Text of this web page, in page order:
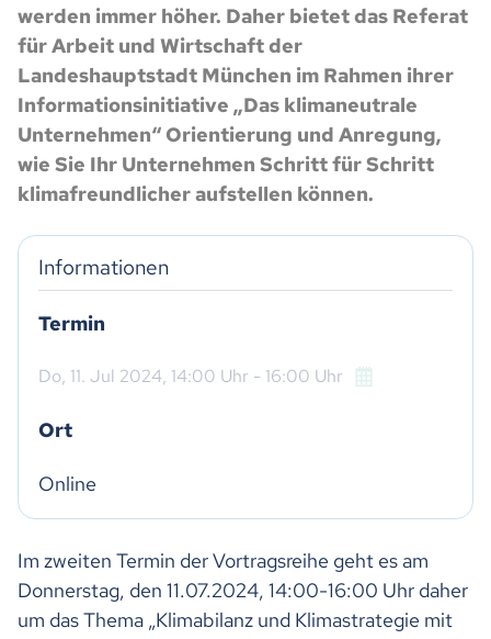
werden immer höher. Daher bietet das Referat
für Arbeit und Wirtschaft der
Landeshauptstadt München im Rahmen ihrer
Informationsinitiative „Das klimaneutrale
Unternehmen“ Orientierung und Anregung,
wie Sie Ihr Unternehmen Schritt für Schritt
klimafreundlicher aufstellen können.
Im zweiten Termin der Vortragsreihe geht es am
Donnerstag, den 11.07.2024, 14:00-16:00 Uhr daher
um das Thema „Klimabilanz und Klimastrategie mit
Informationen
Termin
Do, 11. Jul 2024, 14:00 Uhr - 16:00 Uhr
Ort
Online